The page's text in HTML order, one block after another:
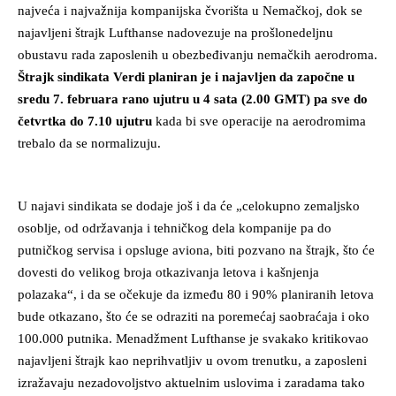
najveća i najvažnija kompanijska čvorišta u Nemačkoj, dok se
najavljeni štrajk Lufthanse nadovezuje na prošlonedeljnu
obustavu rada zaposlenih u obezbeđivanju nemačkih aerodroma.
Štrajk sindikata Verdi planiran je i najavljen da započne u
sredu 7. februara rano ujutru u 4 sata (2.00 GMT) pa sve do
četvrtka do 7.10 ujutru kada bi sve operacije na aerodromima
trebalo da se normalizuju.
U najavi sindikata se dodaje još i da će „celokupno zemaljsko
osoblje, od održavanja i tehničkog dela kompanije pa do
putničkog servisa i opsluge aviona, biti pozvano na štrajk, što će
dovesti do velikog broja otkazivanja letova i kašnjenja
polazaka“, i da se očekuje da između 80 i 90% planiranih letova
bude otkazano, što će se odraziti na poremećaj saobraćaja i oko
100.000 putnika. Menadžment Lufthanse je svakako kritikovao
najavljeni štrajk kao neprihvatljiv u ovom trenutku, a zaposleni
izražavaju nezadovoljstvo aktuelnim uslovima i zaradama tako